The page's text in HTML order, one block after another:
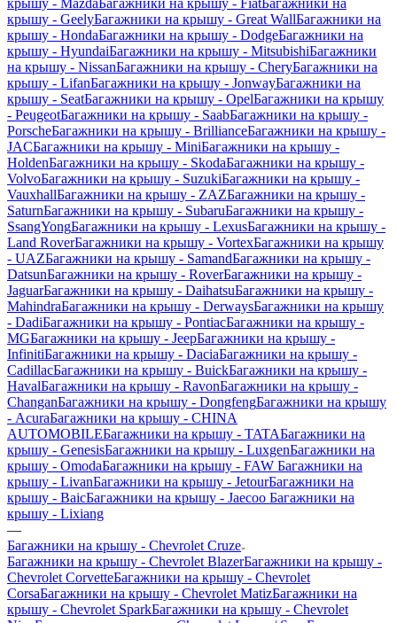
крышу - GeelyБагажники на крышу - Great WallБагажники на
крышу - HondaБагажники на крышу - DodgeБагажники на
крышу - HyundaiБагажники на крышу - MitsubishiБагажники
на крышу - NissanБагажники на крышу - CheryБагажники на
крышу - LifanБагажники на крышу - JonwayБагажники на
крышу - SeatБагажники на крышу - OpelБагажники на крышу
- PeugeotБагажники на крышу - SaabБагажники на крышу -
PorscheБагажники на крышу - BrillianceБагажники на крышу -
JACБагажники на крышу - MiniБагажники на крышу -
HoldenБагажники на крышу - SkodaБагажники на крышу -
VolvoБагажники на крышу - SuzukiБагажники на крышу -
VauxhallБагажники на крышу - ZAZБагажники на крышу -
SaturnБагажники на крышу - SubaruБагажники на крышу -
SsangYongБагажники на крышу - LexusБагажники на крышу -
Land RoverБагажники на крышу - VortexБагажники на крышу
- UAZБагажники на крышу - SamandБагажники на крышу -
DatsunБагажники на крышу - RoverБагажники на крышу -
JaguarБагажники на крышу - DaihatsuБагажники на крышу -
MahindraБагажники на крышу - DerwaysБагажники на крышу
- DadiБагажники на крышу - PontiacБагажники на крышу -
MGБагажники на крышу - JeepБагажники на крышу -
InfinitiБагажники на крышу - DaciaБагажники на крышу -
CadillacБагажники на крышу - BuickБагажники на крышу -
HavalБагажники на крышу - RavonБагажники на крышу -
ChanganБагажники на крышу - DongfengБагажники на крышу
- AcuraБагажники на крышу - CHINA
AUTOMOBILEБагажники на крышу - TATAБагажники на
крышу - GenesisБагажники на крышу - LuxgenБагажники на
крышу - OmodaБагажники на крышу - FAW Багажники на
крышу - LivanБагажники на крышу - JetourБагажники на
крышу - BaicБагажники на крышу - Jaecoo Багажники на
крышу - Lixiang
—
Багажники на крышу - Chevrolet Cruze
Багажники на крышу - Chevrolet BlazerБагажники на крышу -
Chevrolet CorvetteБагажники на крышу - Chevrolet
CorsaБагажники на крышу - Chevrolet MatizБагажники на
крышу - Chevrolet SparkБагажники на крышу - Chevrolet